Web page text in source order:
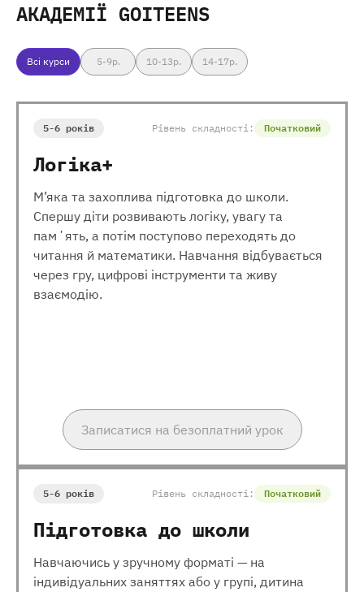
АКАДЕМІЇ GOITEENS
Всі курси 5-9р. 10-13р. 14-17р.
5-6 років Рівень складності: Початковий
Логіка+
М’яка та захоплива підготовка до школи.
Спершу діти розвивають логіку, увагу та
памʼять, а потім поступово переходять до
читання й математики. Навчання відбувається
через гру, цифрові інструменти та живу
взаємодію.
Записатися на безоплатний урок
5-6 років Рівень складності: Початковий
Підготовка до школи
Навчаючись у зручному форматі — на
індивідуальних заняттях або у групі, дитина